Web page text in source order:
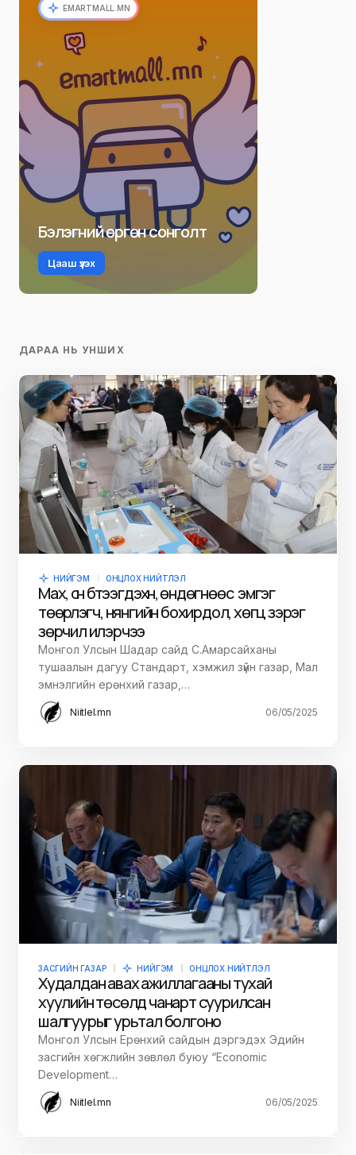
EMARTMALL.MN
Бэлэгний өргөн сонголт
Цааш үзэх
ДАРАА НЬ УНШИХ
НИЙГЭМ ОНЦЛОХ НИЙТЛЭЛ
Мах, сүүн бүтээгдэхүүн, өндөгнөөс эмгэг
төөрүүлэгч, нянгийн бохирдол, хөгц зэрэг
зөрчил илэрчээ
Монгол Улсын Шадар сайд С.Амарсайханы
тушаалын дагуу Стандарт, хэмжил зүйн газар, Мал
эмнэлгийн ерөнхий газар,…
Niitlel.mn 06/05/2025
ЗАСГИЙН ГАЗАР НИЙГЭМ ОНЦЛОХ НИЙТЛЭЛ
Худалдан авах ажиллагааны тухай
хуулийн төсөлд чанарт суурилсан
шалгуурыг урьтал болгоно
Монгол Улсын Ерөнхий сайдын дэргэдэх Эдийн
засгийн хөгжлийн зөвлөл буюу “Economic
Development…
Niitlel.mn 06/05/2025